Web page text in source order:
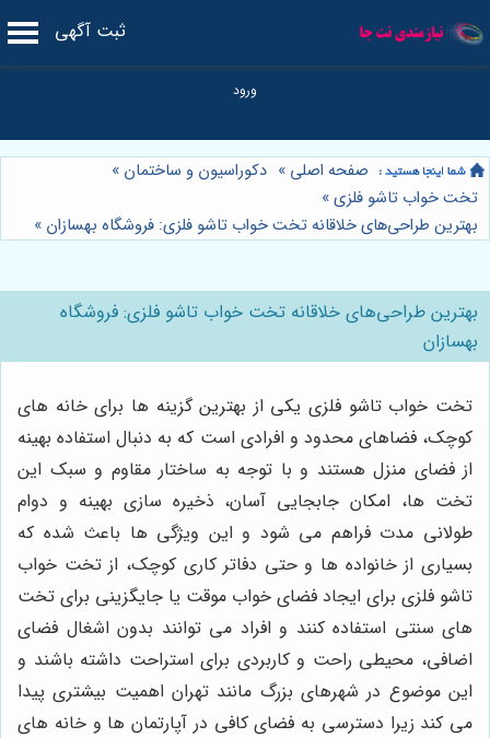
ثبت آگهی
صفحه اصلی » دکوراسیون و ساختمان »
تخت خواب تاشو فلزی»
بهترین طراحی‌های خلاقانه تخت خواب تاشو فلزی: فروشگاه بهسازان »
بهترین طراحی‌های خلاقانه تخت خواب تاشو فلزی: فروشگاه
بهسازان
تخت خواب تاشو فلزی یکی از بهترین گزینه ها برای خانه های
کوچک، فضاهای محدود و افرادی است که به دنبال استفاده بهینه
از فضای منزل هستند و با توجه به ساختار مقاوم و سبک این
تخت ها، امکان جابجایی آسان، ذخیره سازی بهینه و دوام
طولانی مدت فراهم می شود و این ویژگی ها باعث شده که
بسیاری از خانواده ها و حتی دفاتر کاری کوچک، از تخت خواب
تاشو فلزی برای ایجاد فضای خواب موقت یا جایگزینی برای تخت
های سنتی استفاده کنند و افراد می توانند بدون اشغال فضای
اضافی، محیطی راحت و کاربردی برای استراحت داشته باشند و
این موضوع در شهرهای بزرگ مانند تهران اهمیت بیشتری پیدا
می کند زیرا دسترسی به فضای کافی در آپارتمان ها و خانه های